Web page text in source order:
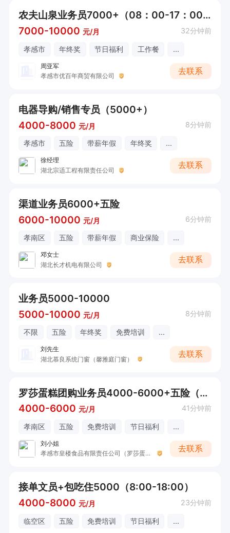
农夫山泉业务员7000+（08：00-17：00）
7000-10000 元/月 32分钟前
孝感市 年终奖 节日福利 工作餐 ...
周亚军
孝感市优百年商贸有限公司
去联系
电器导购/销售专员（5000+）
4000-8000 元/月 8分钟前
孝感市 五险 带薪年假 年终奖 ...
徐经理
湖北宗适工程有限责任公司
去联系
渠道业务员6000+五险
6000-10000 元/月 6分钟前
孝南区 五险 带薪年假 商业保险 ...
邓女士
湖北长才机电有限公司
去联系
业务员5000-10000
5000-10000 元/月 8分钟前
不限 五险 年终奖 免费培训 ...
刘先生
湖北慕良系统门窗（馨雅庭门窗）
去联系
罗莎蛋糕团购业务员4000-6000+五险（08：30-17：30）
4000-6000 元/月 41分钟前
孝南区 五险 免费培训 节日福利 ...
刘小姐
孝感市皇楼食品有限责任公司（罗莎蛋糕）
去联系
接单文员+包吃住5000（8:00-18:00）
4000-8000 元/月 23分钟前
临空区 五险 免费培训 节日福利 ...